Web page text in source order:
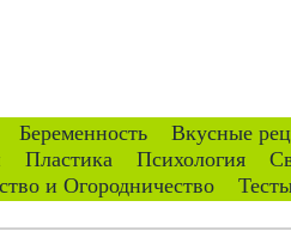
Беременность Вкусные
Пластика Психология
и Огородничество